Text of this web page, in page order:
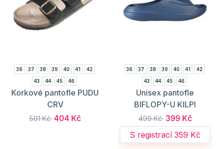
36 37 38 39 40 41
42
43
44 45 46
Korkové pantofle PUDU
CRV
501 Kč404 Kč
36 37 38 39 40 41
42
43
44 45 46
Unisex pantofle
BIFLOPY-U KILPI
499 Kč 399 Kč
S registrací 359 Kč